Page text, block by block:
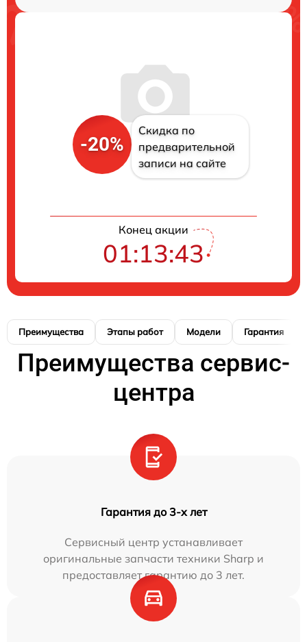
-20%
Скидка по
предварительной
записи на сайте
Конец акции
01:13:42
Преимущества Этапы работ Модели Гарантия
Преимущества сервис-
центра
Гарантия до 3-х лет
Сервисный центр устанавливает
оригинальные запчасти техники Sharp и
предоставляет гарантию до 3 лет.